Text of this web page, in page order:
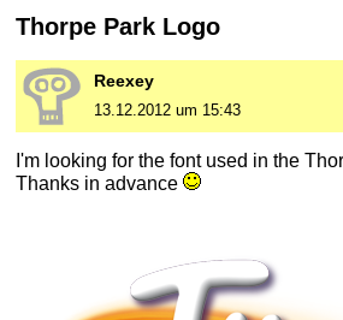
Thorpe Park Logo
Reexey
13.12.2012 um 15:43
I'm looking for the font used in the
Thanks in advance